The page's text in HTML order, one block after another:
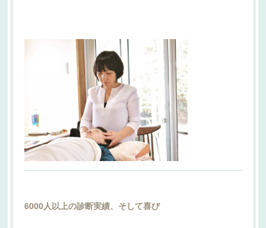
6000人以上の診断実績、そして喜び